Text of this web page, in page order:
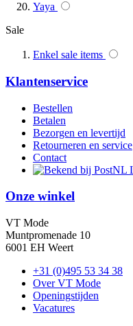
Yaya
Sale
Enkel sale items
Klantenservice
Bestellen
Betalen
Bezorgen en levertijd
Retourneren en service
Contact
Onze winkel
VT Mode
Muntpromenade 10
6001 EH Weert
+31 (0)495 53 34 38
Over VT Mode
Openingstijden
Vacatures